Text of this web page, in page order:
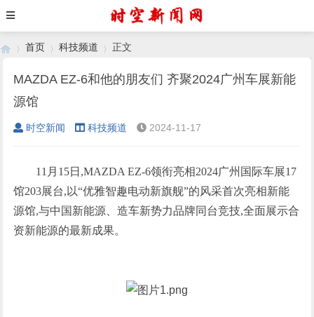
›
首页 科技频道 正文
MAZDA EZ-6和他的朋友们 齐聚2024广州车展新能
源馆
时空新闻 科技频道 2024-11-17
11月15日,MAZDA EZ-6领衔亮相2024广州国际车展17
馆203展台,以“优雅智趣电动新旗舰”的风采首次亮相新能
源馆,与中国新能源、造车新势力品牌同台竞技,全面展示合
资新能源的最新成果。